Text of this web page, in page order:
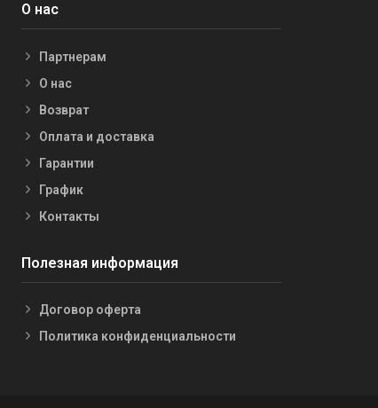
О нас
Партнерам
О нас
Возврат
Оплата и доставка
Гарантии
График
Контакты
Полезная информация
Договор оферта
Политика конфиденциальности